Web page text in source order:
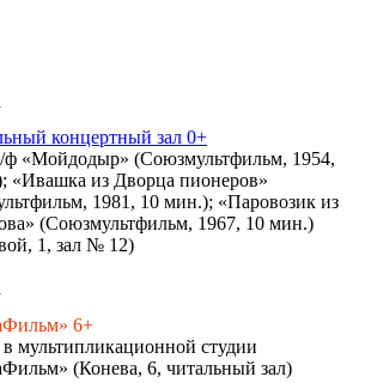
концертный зал 0+
ф «Мойдодыр» (Союзмультфильм, 1954,
«Ивашка из Дворца пионеров»
1981, 10 мин.); «Паровозик из
(Союзмультфильм, 1967, 10 мин.)
1, зал № 12)
6+
в мультипликационной студии
(Конева, 6, читальный зал)